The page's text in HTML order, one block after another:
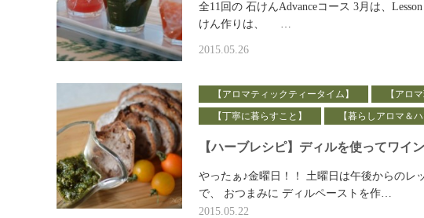
全11回の 石けんAdvanceコース 3月は、
けん作りは、 …
2015.05.26
【アロマティックティータイム】 【アロ
【丁寧に暮らすこと】
【暮らしアロマ＆
【ハーブレシピ】ディルを使ってワイ
やったぁ♪金曜日！！ 土曜日は午後からの
で、 おつまみに ディルペーストを作…
2015.05.22